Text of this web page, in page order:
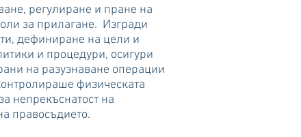
регулиране и пране на
за прилагане. Изгради
дефиниране на цели и
и процедури, осигури
на разузнаване операции
физическата
непрекъснатост на
правосъдието.